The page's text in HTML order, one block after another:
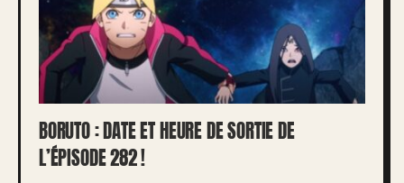
BORUTO : DATE ET HEURE DE SORTIE DE
L’ÉPISODE 282 !